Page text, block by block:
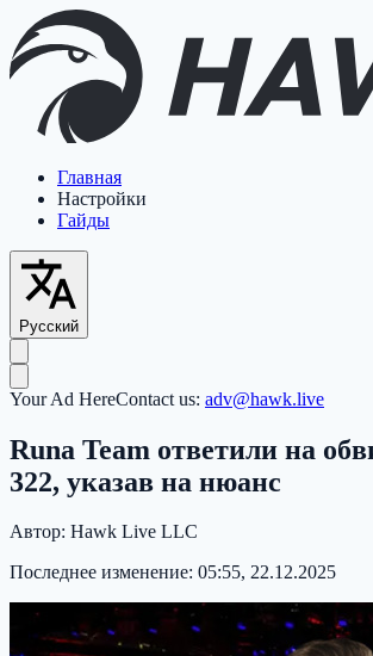
Главная
Настройки
Гайды
Русский
Your Ad HereContact us: adv@hawk.live
Runa Team ответили на
322, указав на нюанс
Автор: Hawk Live LLC
Последнее изменение: 05:55, 22.12.2025